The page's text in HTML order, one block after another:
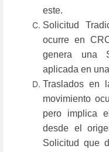
este.
Solicitud
ocurre en
genera una
aplicada en
Traslados en
movimiento
pero implica
desde el
Solicitud que